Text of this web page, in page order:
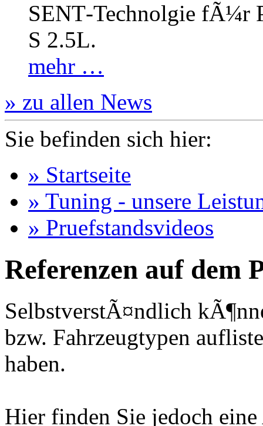
SENT‐Technolgie fÃ¼r
S 2.5L.
mehr …
» zu allen News
Sie befinden sich hier:
» Startseite
» Tuning - unsere
» Pruefstandsvideos
Referenzen auf dem
SelbstverstÃ¤ndlich
bzw. Fahrzeugtypen
haben.
Hier finden Sie jedoch